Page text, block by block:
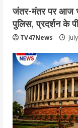
जंतर-मंतर पर आज
पुलिस, प्रदर्शन के
TV47News